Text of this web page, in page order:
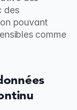
des
pouvant
comme